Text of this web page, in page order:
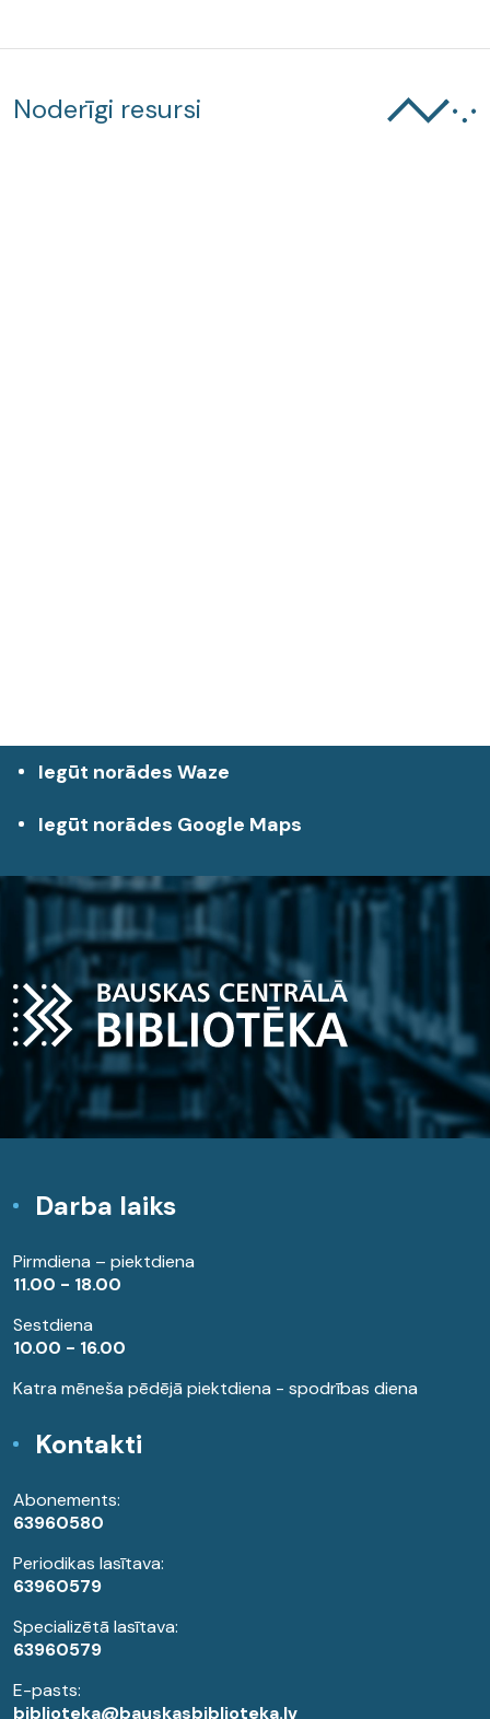
Noderīgi resursi
Iegūt norādes Waze
Iegūt norādes Google Maps
Darba laiks
Pirmdiena – piektdiena
11.00 - 18.00
Sestdiena
10.00 - 16.00
Katra mēneša pēdējā piektdiena - spodrības diena
Kontakti
Abonements:
63960580
Periodikas lasītava:
63960579
Specializētā lasītava:
63960579
E-pasts:
biblioteka@bauskasbiblioteka.lv